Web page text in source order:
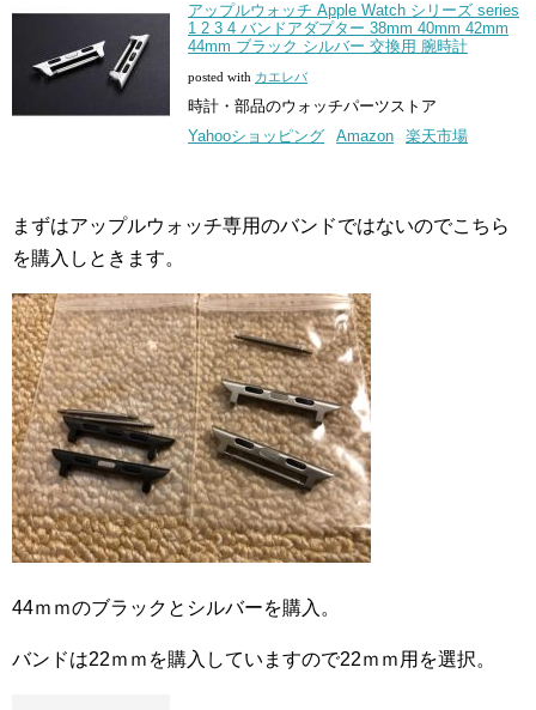
アップルウォッチ Apple Watch シリーズ series
1 2 3 4 バンドアダプター 38mm 40mm 42mm
44mm ブラック シルバー 交換用 腕時計
posted with カエレバ
時計・部品のウォッチパーツストア
Yahooショッピング
Amazon 楽天市場
まずはアップルウォッチ専用のバンドではないのでこちら
を購入しときます。
44ｍｍのブラックとシルバーを購入。
バンドは22ｍｍを購入していますので22ｍｍ用を選択。